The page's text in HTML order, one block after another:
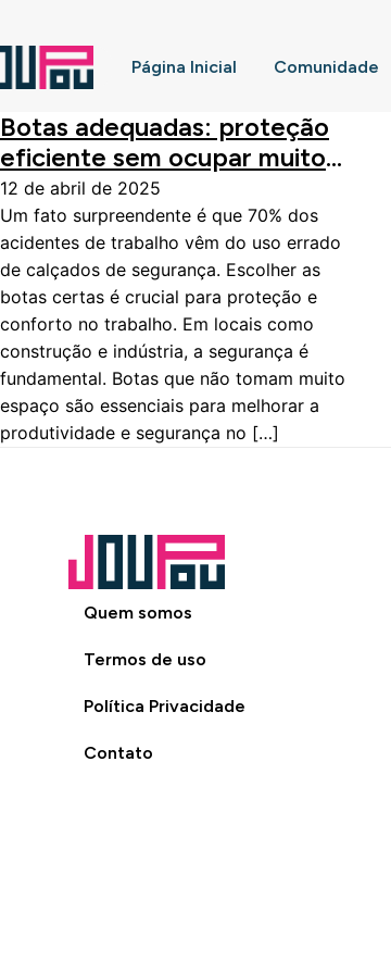
Página Inicial Comunidade
Botas adequadas: proteção
eficiente sem ocupar muito
espaço
12 de abril de 2025
Um fato surpreendente é que 70% dos
acidentes de trabalho vêm do uso errado
de calçados de segurança. Escolher as
botas certas é crucial para proteção e
conforto no trabalho. Em locais como
construção e indústria, a segurança é
fundamental. Botas que não tomam muito
espaço são essenciais para melhorar a
produtividade e segurança no […]
Quem somos
Termos de uso
Política Privacidade
Contato